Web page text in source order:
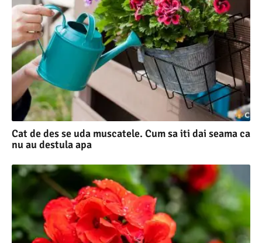
Cat de des se uda muscatele. Cum sa iti dai seama ca
nu au destula apa